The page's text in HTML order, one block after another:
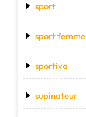
sport
sport femme
sportiva
supinateur